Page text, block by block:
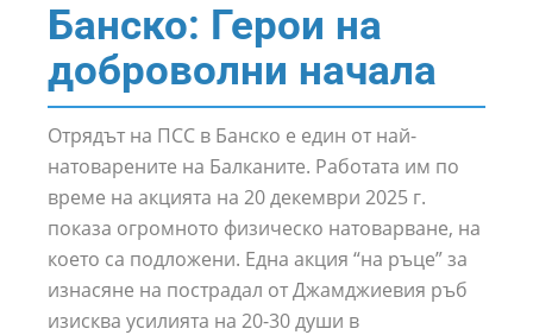
Банско: Герои на
доброволни начала
Отрядът на ПСС в Банско е един от най-
натоварените на Балканите. Работата им по
време на акцията на 20 декември 2025 г.
показа огромното физическо натоварване, на
което са подложени. Една акция “на ръце” за
изнасяне на пострадал от Джамджиевия ръб
изисква усилията на 20-30 души в